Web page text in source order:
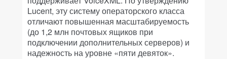
Lucent, эту систему операторского класса
отличают повышенная масштабируемость
(до 1,2 млн почтовых ящиков при
подключении дополнительных серверов) и
надежность на уровне «пяти девяток».